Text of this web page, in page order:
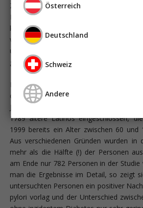
Zusammenhang auch dann noch
Insulinresistenz (HOMA) oder
korrigierten. Für andere Keime
wie Herpes simplex Virus 1, Varicella
und Toxoplasma gondii konnte dieser
gefunden werden.
Für die Beurteilung der Validität der
der untersuchten Population
Jahre laufenden prospektiven
1789 ältere Latinos eingeschlossen,
1999 bereits ein Alter zwischen 60 und
Aus verschiedenen Gründen wurden in
mehr als die Hälfte (!) der Personen
am Ende nur 782 Personen in der Studie
man die Ergebnisse im Detail, so zeigt
untersuchten Personen ein positiver
pylori vorlag und der Unterschied
Österreich
Deutschland
Schweiz
Andere